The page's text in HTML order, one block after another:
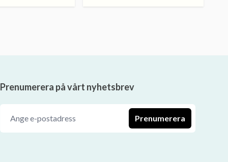
Prenumerera på vårt nyhetsbrev
Prenumerera